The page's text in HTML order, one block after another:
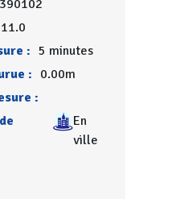
: 5 minutes
: 0.00m
:
En
ville